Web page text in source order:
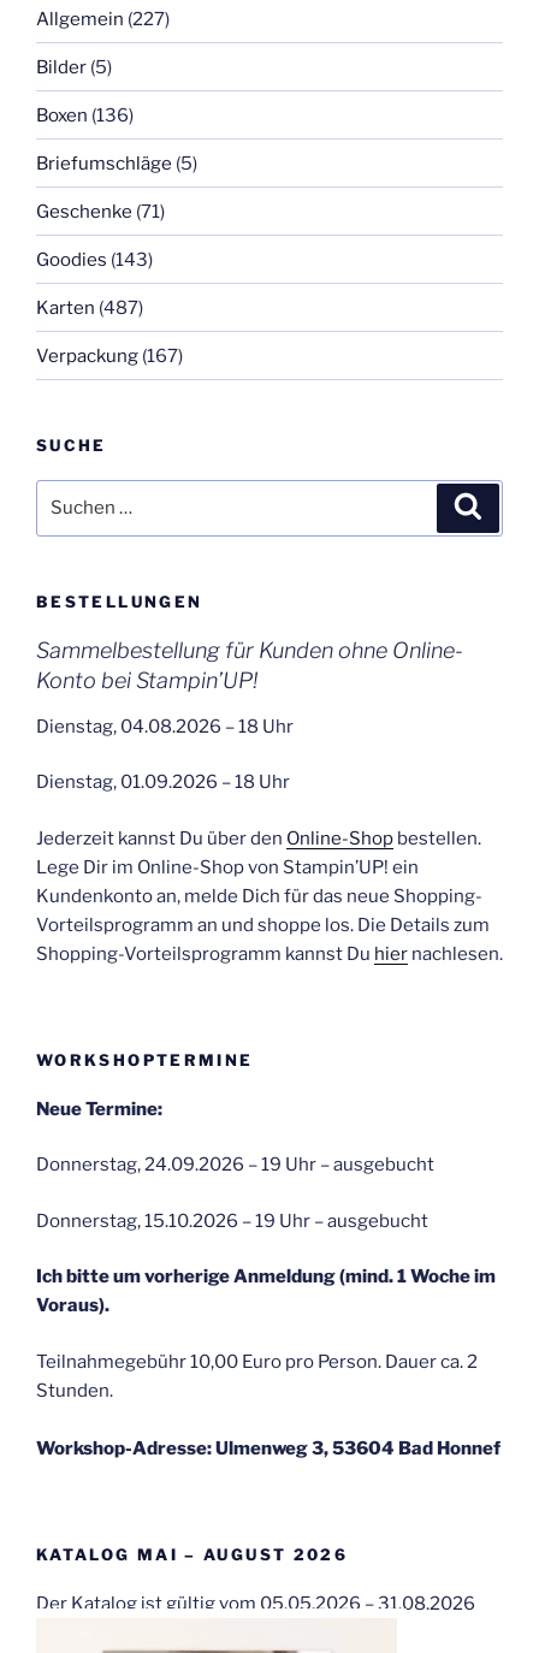
Allgemein (227)
Bilder (5)
Boxen (136)
Briefumschläge (5)
Geschenke (71)
Goodies (143)
Karten (487)
Verpackung (167)
SUCHE
nach:
BESTELLUNGEN
Sammelbestellung für Kunden ohne Online-
Konto bei Stampin’UP!
Dienstag, 04.08.2026 – 18 Uhr
Dienstag, 01.09.2026 – 18 Uhr
Jederzeit kannst Du über den Online-Shop bestellen.
Lege Dir im Online-Shop von Stampin’UP! ein
Kundenkonto an, melde Dich für das neue Shopping-
Vorteilsprogramm an und shoppe los. Die Details zum
Shopping-Vorteilsprogramm kannst Du hier nachlesen.
WORKSHOPTERMINE
Neue Termine:
Donnerstag, 24.09.2026 – 19 Uhr – ausgebucht
Donnerstag, 15.10.2026 – 19 Uhr – ausgebucht
Ich bitte um vorherige Anmeldung (mind. 1 Woche im
Voraus).
Teilnahmegebühr 10,00 Euro pro Person. Dauer ca. 2
Stunden.
Workshop-Adresse: Ulmenweg 3, 53604 Bad Honnef
KATALOG MAI – AUGUST 2026
Der Katalog ist gültig vom 05.05.2026 – 31.08.2026